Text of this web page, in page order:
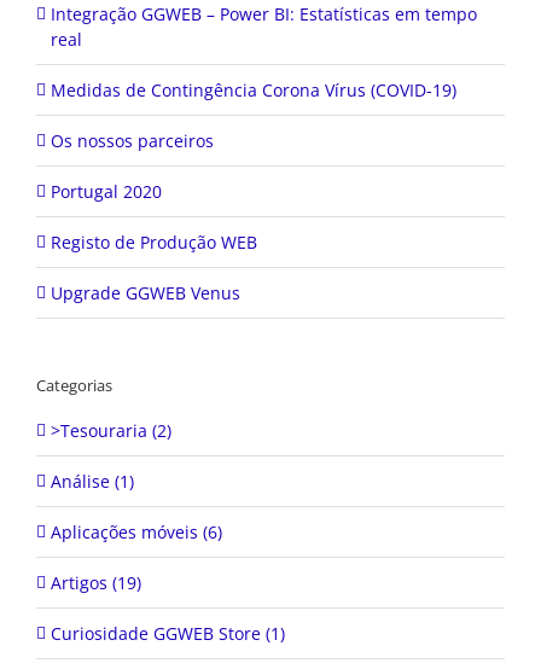
Integração GGWEB – Power BI: Estatísticas em tempo
real
Medidas de Contingência Corona Vírus (COVID-19)
Os nossos parceiros
Portugal 2020
Registo de Produção WEB
Upgrade GGWEB Venus
Categorias
>Tesouraria (2)
Análise (1)
Aplicações móveis (6)
Artigos (19)
Curiosidade GGWEB Store (1)